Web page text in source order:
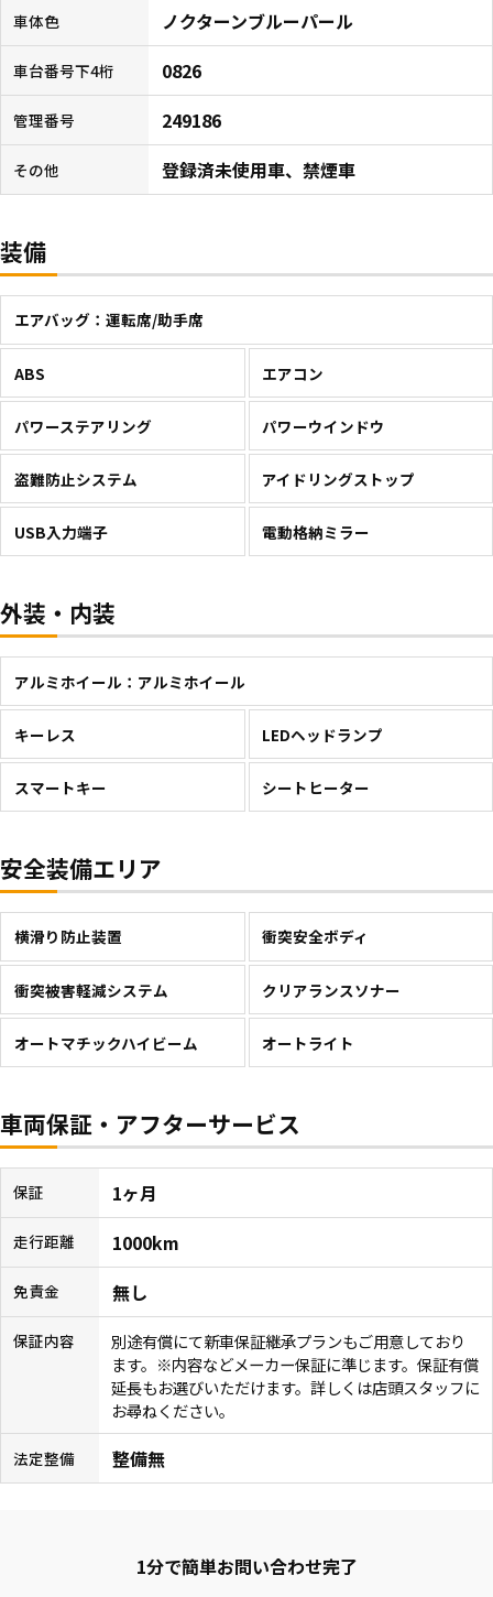
車体色 ノクターンブルーパール
車台番号下4桁 0826
管理番号 249186
その他 登録済未使用車、禁煙車
装備
エアバッグ：運転席/助手席
ABS エアコン
パワーステアリング パワーウインドウ
盗難防止システム アイドリングストップ
USB入力端子 電動格納ミラー
外装・内装
アルミホイール：アルミホイール
キーレス LEDヘッドランプ
スマートキー シートヒーター
安全装備エリア
横滑り防止装置 衝突安全ボディ
衝突被害軽減システム クリアランスソナー
オートマチックハイビーム オートライト
車両保証・アフターサービス
保証 1ヶ月
走行距離 1000km
免責金 無し
保証内容
別途有償にて新車保証継承プランもご用意しており
ます。※内容などメーカー保証に準じます。保証有償
延長もお選びいただけます。詳しくは店頭スタッフに
お尋ねください。
法定整備 整備無
1分で簡単お問い合わせ完了